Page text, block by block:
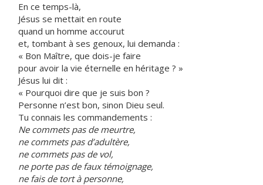
En ce temps-là,
Jésus se mettait en route
quand un homme accourut
et, tombant à ses genoux, lui demanda :
« Bon Maître, que dois-je faire
pour avoir la vie éternelle en héritage ? »
Jésus lui dit :
« Pourquoi dire que je suis bon ?
Personne n’est bon, sinon Dieu seul.
Tu connais les commandements :
Ne commets pas de meurtre,
ne commets pas d’adultère,
ne commets pas de vol,
ne porte pas de faux témoignage,
ne fais de tort à personne,